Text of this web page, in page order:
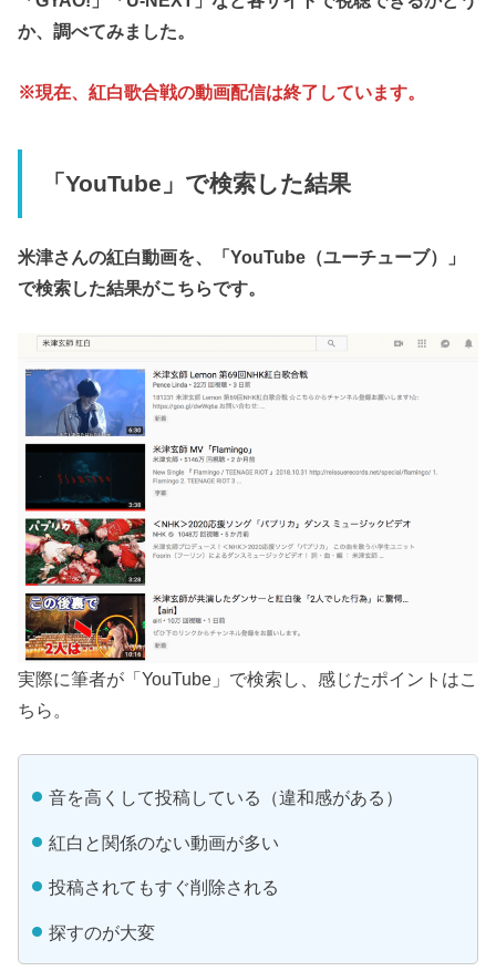
か、調べてみました。
※現在、紅白歌合戦の動画配信は終了しています。
「YouTube」で検索した結果
米津さんの紅白動画を、「YouTube（ユーチューブ）」
で検索した結果がこちらです。
実際に筆者が「YouTube」で検索し、感じたポイントはこ
ちら。
音を高くして投稿している（違和感がある）
紅白と関係のない動画が多い
投稿されてもすぐ削除される
探すのが大変